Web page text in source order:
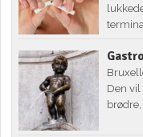
Den vil